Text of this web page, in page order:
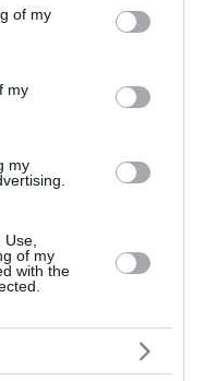
You may click to
its third-party tags to
in below Google
of my
my
my
of my
with the
Póló
A VILÁGNAK CSAK EGY
ANYÁNAK PÓLÓ
5